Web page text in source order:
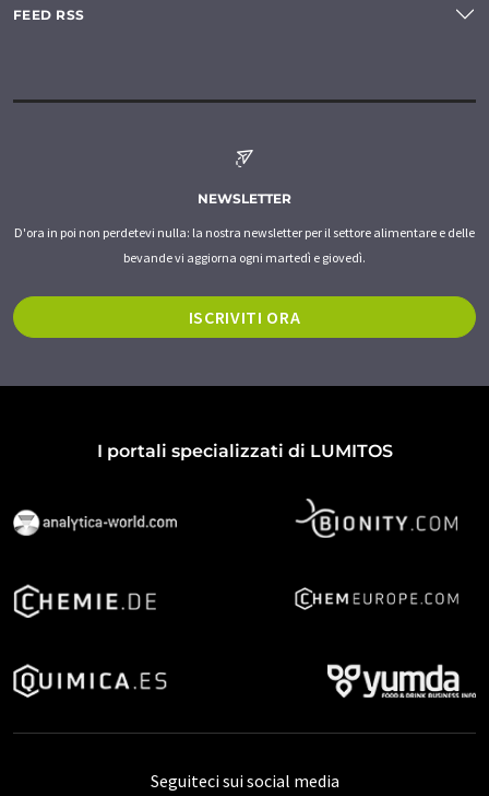
FEED RSS
NEWSLETTER
D'ora in poi non perdetevi nulla: la nostra newsletter per il settore alimentare e delle
bevande vi aggiorna ogni martedì e giovedì.
ISCRIVITI ORA
I portali specializzati di LUMITOS
Seguiteci sui social media